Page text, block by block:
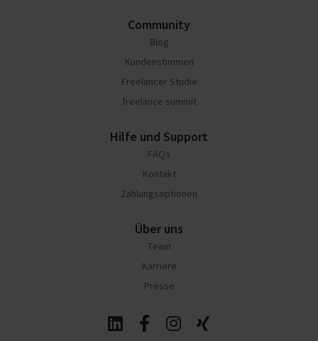
Community
Blog
Kundenstimmen
Freelancer Studie
freelance summit
Hilfe und Support
FAQs
Kontakt
Zahlungsoptionen
Über uns
Team
Karriere
Presse